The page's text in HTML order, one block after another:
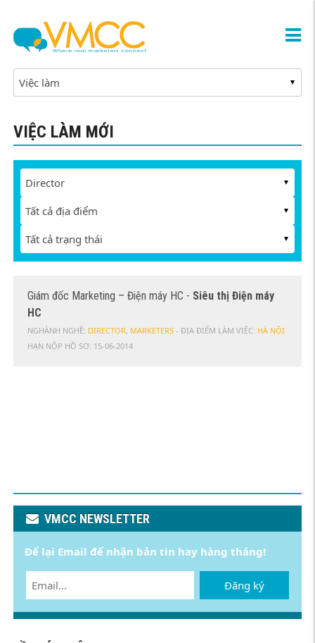
VIỆC LÀM MỚI
Giám đốc Marketing – Điện máy HC - Siêu thị Điện máy
HC
NGHÀNH NGHỀ: DIRECTOR, MARKETERS - ĐỊA ĐIỂM LÀM VIỆC: HÀ NỘI
HẠN NỘP HỒ SƠ: 15-06-2014
VMCC NEWSLETTER
Để lại Email để nhận bản tin hay hàng tháng!
Đăng ký